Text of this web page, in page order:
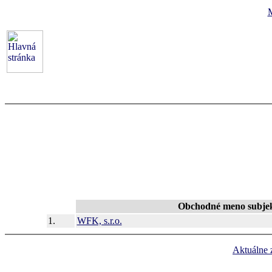
Obchodné meno
1.
WFK, s.r.o.
Aktuálne